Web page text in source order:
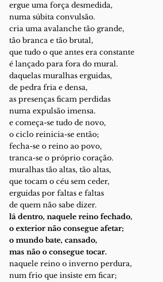
ergue uma força desmedida,
numa súbita convulsão.
cria uma avalanche tão grande,
tão branca e tão brutal,
que tudo o que antes era constante
é lançado para fora do mural.
daquelas muralhas erguidas,
de pedra fria e densa,
as presenças ficam perdidas
numa expulsão imensa.
e começa-se tudo de novo,
o ciclo reinicia-se então;
fecha-se o reino ao povo,
tranca-se o próprio coração.
muralhas tão altas, tão altas,
que tocam o céu sem ceder,
erguidas por faltas e faltas
de quem não sabe dizer.
lá dentro, naquele reino fechado,
o exterior não consegue afetar;
o mundo bate, cansado,
mas não o consegue tocar.
naquele reino o inverno perdura,
num frio que insiste em ficar;